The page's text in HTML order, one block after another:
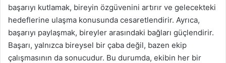
başarıyı kutlamak, bireyin özgüvenini artırır ve gelecekteki
hedeflerine ulaşma konusunda cesaretlendirir. Ayrıca,
başarıyı paylaşmak, bireyler arasındaki bağları güçlendirir.
Başarı, yalnızca bireysel bir çaba değil, bazen ekip
çalışmasının da sonucudur. Bu durumda, ekibin her bir